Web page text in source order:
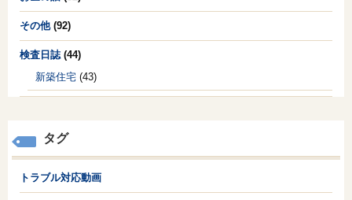
その他(92)
検査日誌(44)
新築住宅 (43)
タグ
トラブル対応動画